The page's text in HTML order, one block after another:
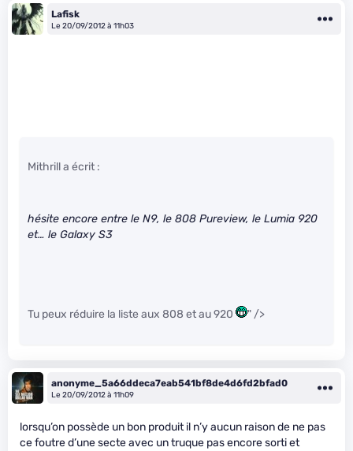
Lafisk
Le 20/09/2012 à 11h03
Mithrill a écrit :
hésite encore entre le N9, le 808 Pureview, le Lumia 920
et… le Galaxy S3
Tu peux réduire la liste aux 808 et au 920 " />
anonyme_5a66ddeca7eab541bf8de4d6fd2bfad0
Le 20/09/2012 à 11h09
lorsqu’on possède un bon produit il n’y aucun raison de ne pas
ce foutre d’une secte avec un truque pas encore sorti et